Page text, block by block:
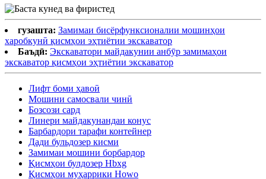
гузашта: Замимаи бисёрфунксионалии мошинҳои
харобкунӣ қисмҳои эҳтиётии экскаватор
Баъдӣ: Экскаватори майдакунии анбӯр замимаҳои
экскаватор қисмҳои эҳтиётии экскаватор
Лифт боми ҳавоӣ
Мошини самосвали чинӣ
Бозсози сард
Линери майдакунандаи конус
Барбардори тарафи контейнер
Дади бульдозер кисми
Замимаи мошини борбардор
Қисмҳои булдозер Hbxg
Қисмҳои муҳаррики Howo